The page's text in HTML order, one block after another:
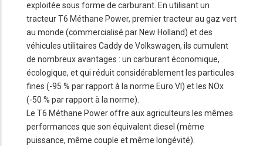
exploitée sous forme de carburant. En utilisant un
tracteur T6 Méthane Power, premier tracteur au gaz vert
au monde (commercialisé par New Holland) et des
véhicules utilitaires Caddy de Volkswagen, ils cumulent
de nombreux avantages : un carburant économique,
écologique, et qui réduit considérablement les particules
fines (-95 % par rapport à la norme Euro VI) et les NOx
(-50 % par rapport à la norme).
Le T6 Méthane Power offre aux agriculteurs les mêmes
performances que son équivalent diesel (même
puissance, même couple et même longévité).